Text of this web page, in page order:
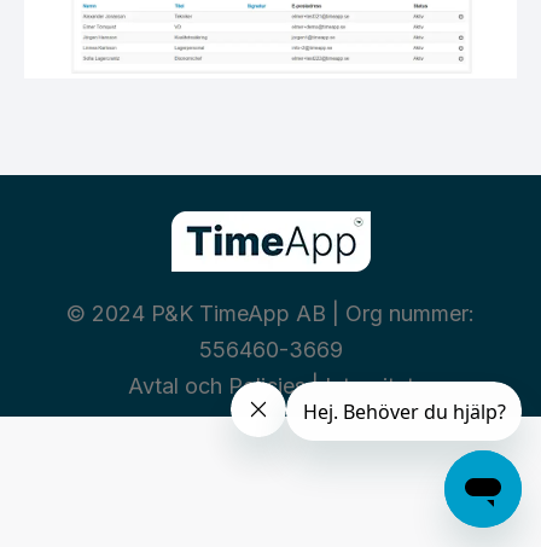
© 2024 P&K TimeApp AB | Org nummer:
556460-3669
Avtal och Policies|Integritet